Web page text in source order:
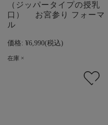
（ジッパータイプの授乳
口） お宮参り フォーマ
ル
価格: ¥6,990(税込)
在庫 ×